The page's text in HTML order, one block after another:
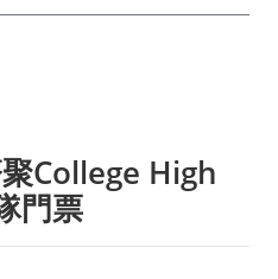
College High
門票